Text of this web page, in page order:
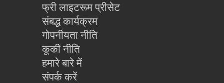
फ्री लाइटरूम प्रीसेट
संबद्ध कार्यक्रम
गोपनीयता नीति
कूकी नीति
हमारे बारे में
संपर्क करें